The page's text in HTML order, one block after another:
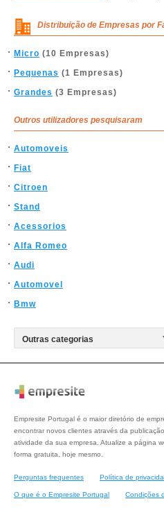
Distribuição de Empresas por
Micro (10 Empresas)
Pequenas (1 Empresas)
Grandes (3 Empresas)
Outros utilizadores pesquisaram
Automoveis
Fiat
Citroen
Stand
Acessorios
Alfa Romeo
Audi
Automovel
Bmw
Empresite Portugal é o maior diretório de
encontrar novos clientes através da
atividade da sua empresa. Atualize a página
forma gratuita, hoje mesmo.
Perguntas frequentes Política de
O que é o Empresite Portugal Condições